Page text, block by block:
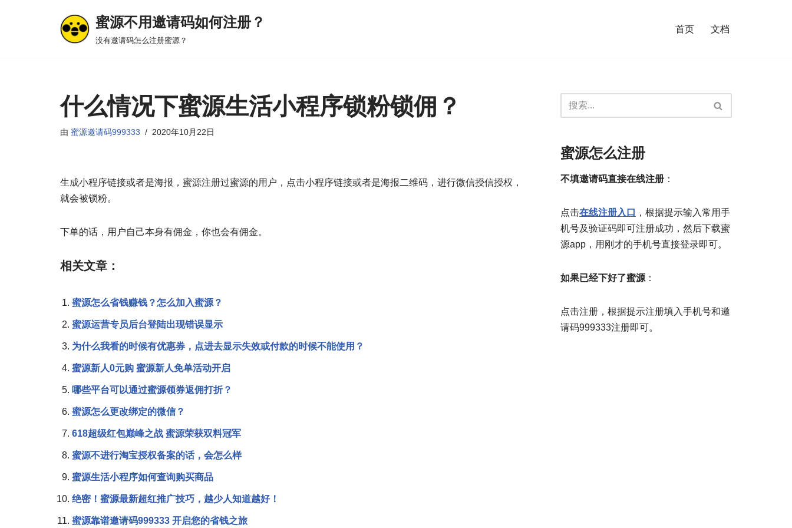
蜜源不用邀请码如何注册？
没有邀请码怎么注册蜜源？
首页 文档
什么情况下蜜源生活小程序锁粉锁佣？
由 蜜源邀请码999333 2020年10月22日
生成小程序链接或者是海报，蜜源注册过蜜源的用户，点击小程序链接或者是海报二维码，进行微信授信授权，
就会被锁粉。
下单的话，用户自己本身有佣金，你也会有佣金。
相关文章：
蜜源怎么省钱赚钱？怎么加入蜜源？
蜜源运营专员后台登陆出现错误显示
为什么我看的时候有优惠券，点进去显示失效或付款的时候不能使用？
蜜源新人0元购 蜜源新人免单活动开启
哪些平台可以通过蜜源领券返佣打折？
蜜源怎么更改绑定的微信？
618超级红包巅峰之战 蜜源荣获双料冠军
蜜源不进行淘宝授权备案的话，会怎么样
蜜源生活小程序如何查询购买商品
绝密！蜜源最新超红推广技巧，越少人知道越好！
蜜源靠谱邀请码999333 开启您的省钱之旅
蜜源怎么注册
不填邀请码直接在线注册 ：
点击在线注册入口
，根据提示输入常用手
机号及验证码即可注册成功，然后下载蜜
源app，用刚才的手机号直接登录即可。
如果已经下好了蜜源 ：
点击注册，根据提示注册填入手机号和邀
请码999333注册即可。